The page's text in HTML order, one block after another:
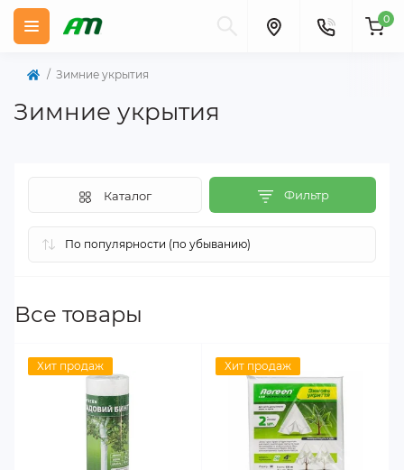
0
Зимние укрытия
Зимние укрытия
Фильтр
Каталог
Все товары
Хит продаж Хит продаж